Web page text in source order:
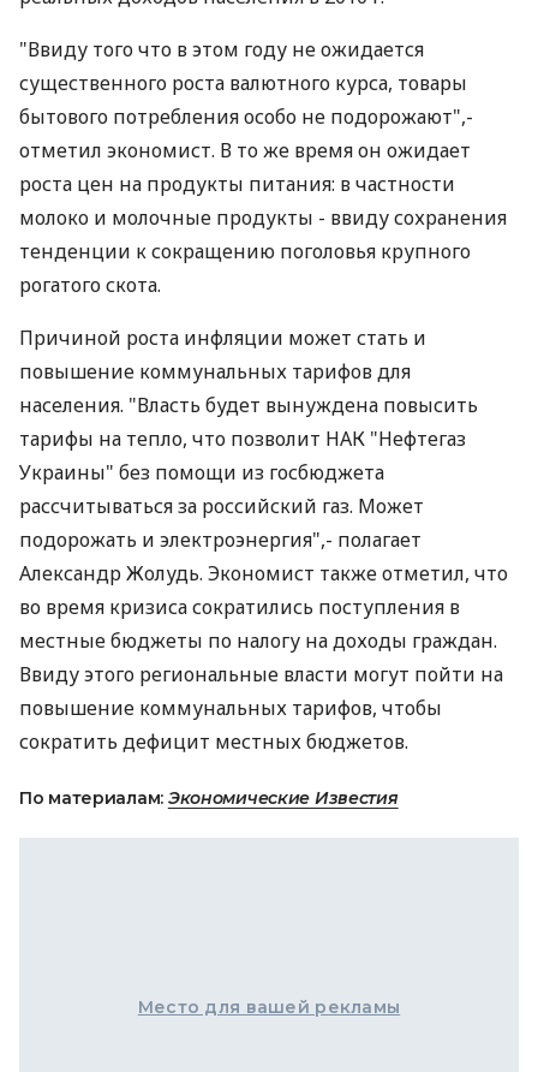
"Ввиду того что в этом году не ожидается
существенного роста валютного курса, товары
бытового потребления особо не подорожают",-
отметил экономист. В то же время он ожидает
роста цен на продукты питания: в частности
молоко и молочные продукты - ввиду сохранения
тенденции к сокращению поголовья крупного
рогатого скота.
Причиной роста инфляции может стать и
повышение коммунальных тарифов для
населения. "Власть будет вынуждена повысить
тарифы на тепло, что позволит НАК "Нефтегаз
Украины" без помощи из госбюджета
рассчитываться за российский газ. Может
подорожать и электроэнергия",- полагает
Александр Жолудь. Экономист также отметил, что
во время кризиса сократились поступления в
местные бюджеты по налогу на доходы граждан.
Ввиду этого региональные власти могут пойти на
повышение коммунальных тарифов, чтобы
сократить дефицит местных бюджетов.
По материалам: Экономические Известия
Место для вашей рекламы